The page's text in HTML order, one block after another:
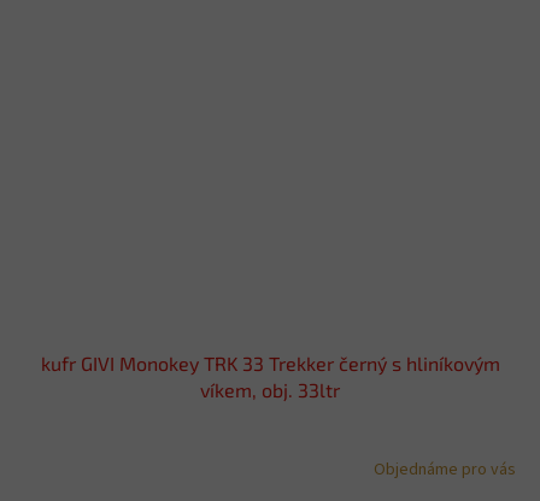
kufr GIVI Monokey TRK 33 Trekker černý s hliníkovým
víkem, obj. 33ltr
Objednáme pro vás